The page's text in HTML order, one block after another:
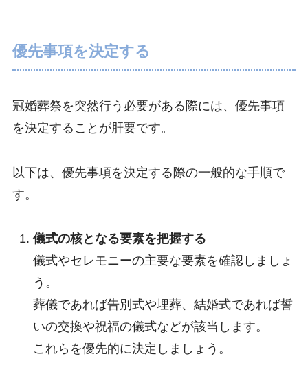
優先事項を決定する
冠婚葬祭を突然行う必要がある際には、優先事項
を決定することが肝要です。
以下は、優先事項を決定する際の一般的な手順で
す。
儀式の核となる要素を把握する
儀式やセレモニーの主要な要素を確認しましょ
う。
葬儀であれば告別式や埋葬、結婚式であれば誓
いの交換や祝福の儀式などが該当します。
これらを優先的に決定しましょう。